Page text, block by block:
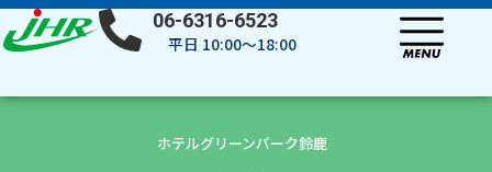
内
容
キ
06-6316-6523
平日 10:00～18:00
ホテルグリーンパーク鈴鹿